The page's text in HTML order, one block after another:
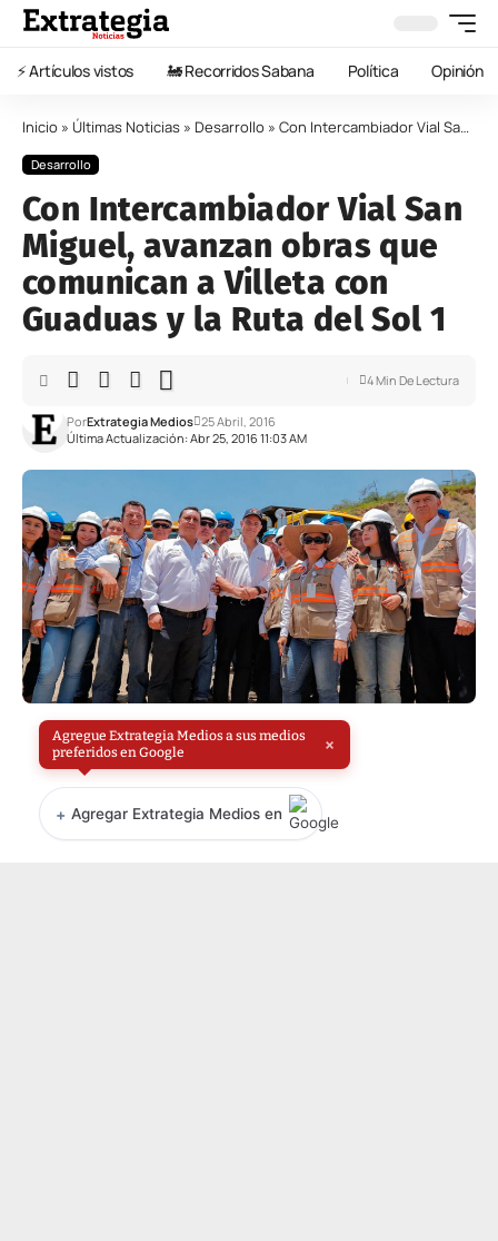
⚡️ Artículos vistos 🚂 Recorridos Sabana Política Opinión
Inicio » Últimas Noticias » Desarrollo » Con Intercambiador Vial San Miguel, avanzan obras que comunican a Villeta con Guaduas y la Ruta del Sol 1
Desarrollo
Con Intercambiador Vial San
Miguel, avanzan obras que
comunican a Villeta con
Guaduas y la Ruta del Sol 1
Última Actualización: Abr 25, 2016 11:03 AM
PorExtrategia Medios 25 Abril, 2016
4 Min De Lectura
Agregue Extrategia Medios a sus medios
preferidos en Google
×
+ Agregar Extrategia Medios en